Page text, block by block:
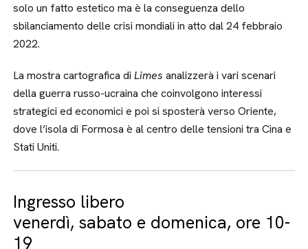
solo un fatto estetico ma è la conseguenza dello
sbilanciamento delle crisi mondiali in atto dal 24 febbraio
2022.
La mostra cartografica diLimes analizzerà i vari scenari
della guerra russo-ucraina che coinvolgono interessi
strategici ed economici e poi si sposterà verso Oriente,
dove l’isola di Formosa è al centro delle tensioni tra Cina e
Stati Uniti.
Ingresso libero
venerdì, sabato e domenica, ore 10-
19